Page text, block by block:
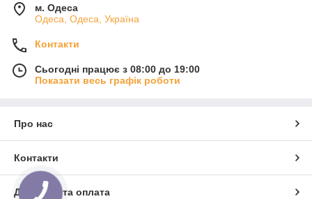
м. Одеса
Одеса, Одеса, Україна
Контакти
Сьогодні працює з 08:00 до 19:00
Показати весь графік роботи
Про нас
Контакти
Доставка та оплата